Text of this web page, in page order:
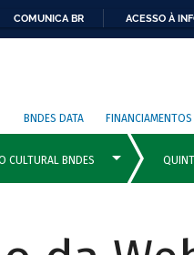
COMUNICA BR ACESSO À
BNDES DATA FINANCIAMENTOS